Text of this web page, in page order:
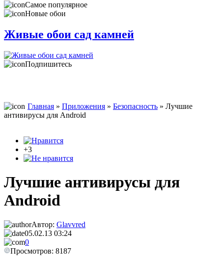
Самое популярное
Новые обои
Живые обои сад камней
Подпишитесь
Главная » Приложения » Безопасность » Лучшие
антивирусы для Android
+3
Лучшие антивирусы для
Android
Автор: Glavvred
05.02.13 03:24
0
Просмотров: 8187